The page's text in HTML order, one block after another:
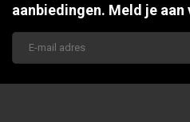
aanbiedingen. Meld je